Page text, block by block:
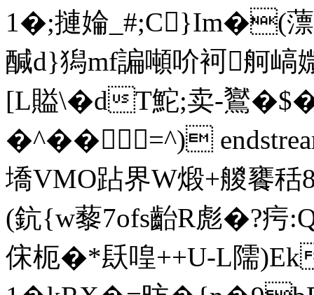
1�;摙婨_#;C}Im�(薸
醎d}獡mf諞噸吤袔舸
[L賹\�dT鮀;卖-鸑
�^��=^)
墧VMO跕界W煅+艐饔
(鈧{w藜7ofs齝R彪�?疞
俕枙�*镺喤++U-L隭)Ek